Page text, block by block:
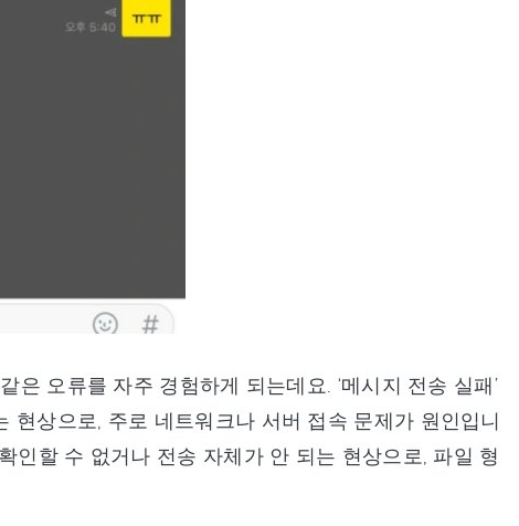
은 오류를 자주 경험하게 되는데요. ‘메시지 전송 실패’
현상으로, 주로 네트워크나 서버 접속 문제가 원인입니
인할 수 없거나 전송 자체가 안 되는 현상으로, 파일 형